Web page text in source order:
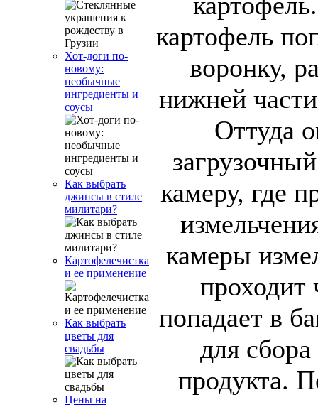
Хот-доги по-
новому:
необычные
ингредиенты и
соусы
Как выбрать
джинсы в стиле
милитари?
Картофелечистка
и ее применение
Как выбрать
цветы для
свадьбы
Цены на
картофель
воронку,
нижней
Оттуда
камеру, где
камеры
проходит
попадает в
для
продукта.